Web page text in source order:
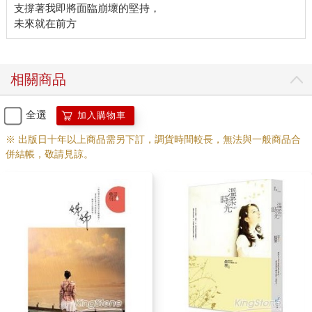
支撐著我即將面臨崩壞的堅持，
未來就在前方
相關商品
全選 加入購物車
※ 出版日十年以上商品需另下訂，調貨時間較長，無法與一般商品合
併結帳，敬請見諒。